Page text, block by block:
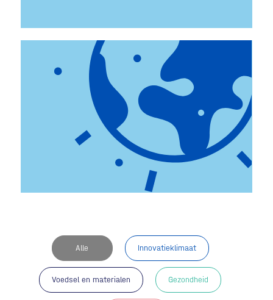
Alle Innovatieklimaat
Voedsel en materialen Gezondheid